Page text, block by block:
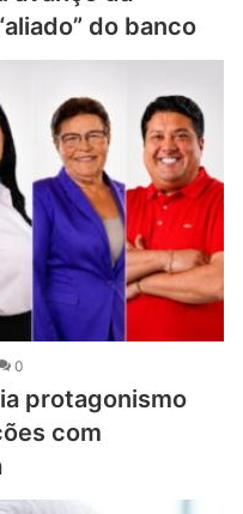
do banco
0
protagonismo
com